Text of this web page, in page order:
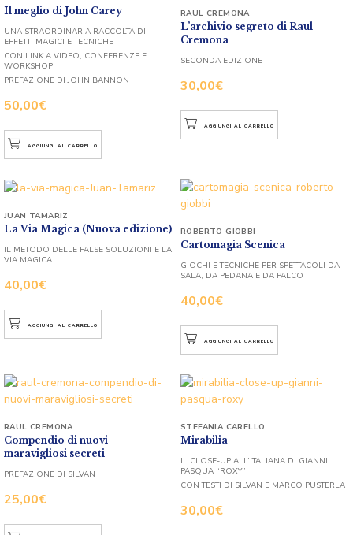
Il meglio di John Carey
50,00€
UNA STRAORDINARIA RACCOLTA DI
EFFETTI MAGICI E TECNICHE
CON LINK A VIDEO, CONFERENZE E
WORKSHOP
PREFAZIONE DI JOHN BANNON
AGGIUNGI AL CARRELLO
L’archivio segreto di Raul
Cremona
30,00€
RAUL CREMONA
SECONDA EDIZIONE
AGGIUNGI AL CARRELLO
La Via Magica (Nuova edizione)
40,00€
JUAN TAMARIZ
IL METODO DELLE FALSE SOLUZIONI E LA
VIA MAGICA
AGGIUNGI AL CARRELLO
Cartomagia Scenica
40,00€
ROBERTO GIOBBI
GIOCHI E TECNICHE PER SPETTACOLI DA
SALA, DA PEDANA E DA PALCO
AGGIUNGI AL CARRELLO
Compendio di nuovi
maravigliosi secreti
25,00€
RAUL CREMONA
PREFAZIONE DI SILVAN
Mirabilia
30,00€
STEFANIA CARELLO
IL CLOSE-UP ALL’ITALIANA DI GIANNI
PASQUA “ROXY”
CON TESTI DI SILVAN E MARCO PUSTERLA